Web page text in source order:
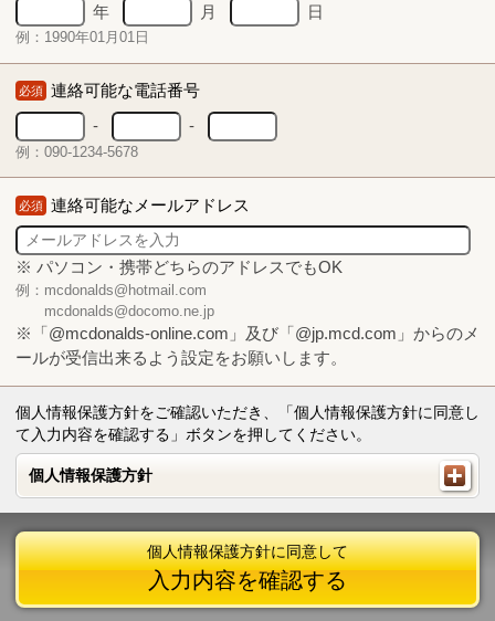
年
月 日
例：1990年01月01日
必須 連絡可能な電話番号
-
-
例：090-1234-5678
必須 連絡可能なメールアドレス
※ パソコン・携帯どちらのアドレスでもOK
例：mcdonalds@hotmail.com
mcdonalds@docomo.ne.jp
※「@mcdonalds-online.com」及び「@jp.mcd.com」からのメ
ールが受信出来るよう設定をお願いします。
個人情報保護方針をご確認いただき、「個人情報保護方針に同意し
て入力内容を確認する」ボタンを押してください。
個人情報保護方針
個人情報保護方針
個人情報保護方針に同意して
入力内容を確認する